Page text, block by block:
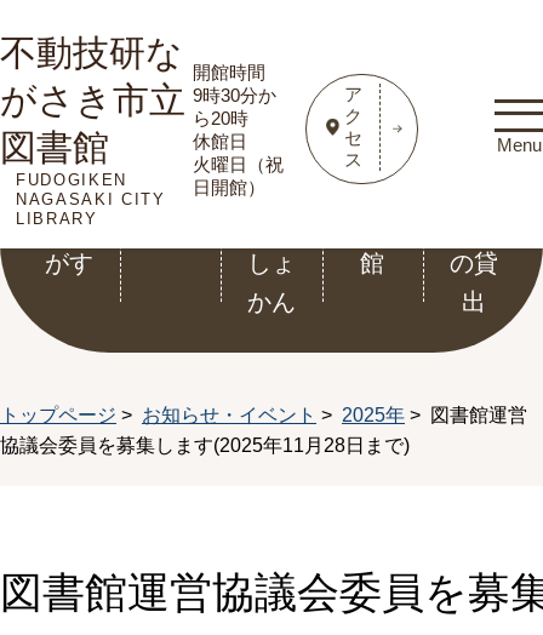
不動技研な
がさき市立
図書館
FUDOGIKEN
NAGASAKI CITY
LIBRARY
開館時間
9時30分か
ら20時
休館日
火曜日（祝
日開館）
ア
ク
セ
ス
Menu
資料
をさ
がす
こど
しょ
かん
電子
館
の貸
出
トップページ > お知らせ・イベント > 2025年 > 図書館運営
協議会委員を募集します(2025年11月28日まで)
図書館運営協議会委員を募